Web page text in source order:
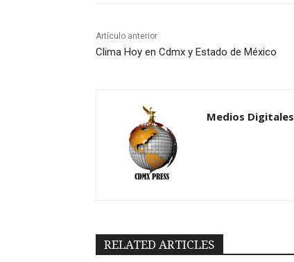
Artículo anterior
Clima Hoy en Cdmx y Estado de México
Medios Digitales
RELATED ARTICLES